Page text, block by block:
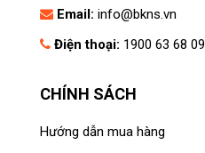
Email: info@bkns.vn
Điện thoại: 1900 63 68 09
CHÍNH SÁCH
Hướng dẫn mua hàng